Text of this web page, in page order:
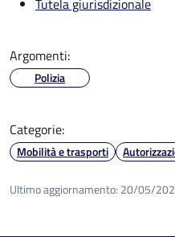
Argomenti:
Polizia
Categorie:
Mobilità e trasporti
Ultimo aggiornamento: 20/05/